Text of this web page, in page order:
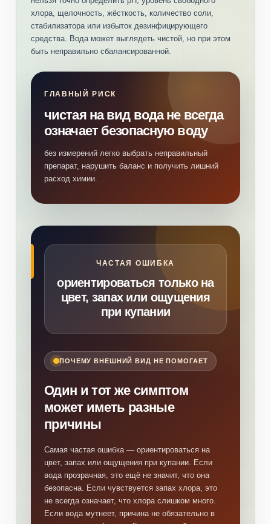
хлора, щелочность, жёсткость, количество соли,
стабилизатора или избыток дезинфицирующего
средства. Вода может выглядеть чистой, но при этом
быть неправильно сбалансированной.
ГЛАВНЫЙ РИСК
чистая на вид вода не всегда
означает безопасную воду
без измерений легко выбрать неправильный
препарат, нарушить баланс и получить лишний
расход химии.
ЧАСТАЯ ОШИБКА
ориентироваться только на
цвет, запах или ощущения
при купании
ПОЧЕМУ ВНЕШНИЙ ВИД НЕ ПОМОГАЕТ
Один и тот же симптом
может иметь разные
причины
Самая частая ошибка — ориентироваться на
цвет, запах или ощущения при купании. Если
вода прозрачная, это ещё не значит, что она
безопасна. Если чувствуется запах хлора, это
не всегда означает, что хлора слишком много.
Если вода мутнеет, причина не обязательно в